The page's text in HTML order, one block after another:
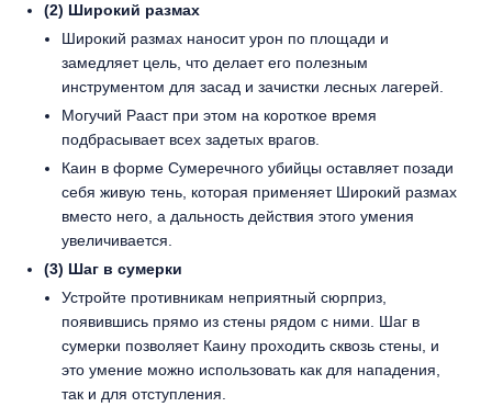
(2) Широкий размах
Широкий размах наносит урон по площади и
замедляет цель, что делает его полезным
инструментом для засад и зачистки лесных лагерей.
Могучий Рааст при этом на короткое время
подбрасывает всех задетых врагов.
Каин в форме Сумеречного убийцы оставляет позади
себя живую тень, которая применяет Широкий размах
вместо него, а дальность действия этого умения
увеличивается.
(3) Шаг в сумерки
Устройте противникам неприятный сюрприз,
появившись прямо из стены рядом с ними. Шаг в
сумерки позволяет Каину проходить сквозь стены, и
это умение можно использовать как для нападения,
так и для отступления.